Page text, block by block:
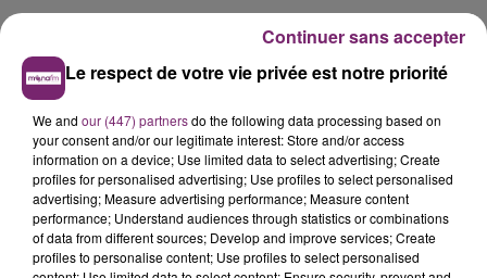
Le respect de votre vie privée est notre priorité
We and our (447) partnersdo the following data processing based on
your consent and/or our legitimate interest: Store and/or access
information on a device; Use limited data to select advertising; Create
profiles for personalised advertising; Use profiles to select personalised
advertising; Measure advertising performance; Measure content
performance; Understand audiences through statistics or combinations
of data from different sources; Develop and improve services; Create
profiles to personalise content; Use profiles to select personalised
Continuer sans accepter